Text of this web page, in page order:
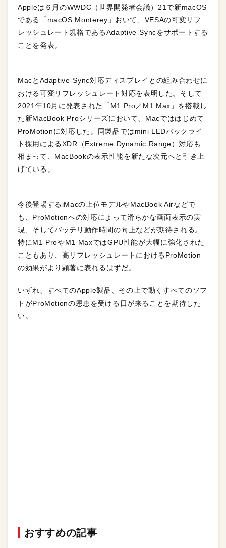
Appleは６月のWWDC（世界開発者会議）21で新macOS
である「macOS Monterey」おいて、VESAの可変リフ
レッシュレート規格であるAdaptive-Syncをサポートする
ことを発表。
MacとAdaptive-Sync対応ディスプレイとの組み合わせに
おける可変リフレッシュレート対応を表明した。そして
2021年10月に発表された「M1 Pro／M1 Max」を搭載し
た新MacBook Proシリーズにおいて、Macでははじめて
ProMotionに対応した。同製品ではmini LEDバックライ
ト採用によるXDR（Extreme Dynamic Range）対応も
相まって、MacBookの表示性能を新たな次元へと引き上
げている。
今後登場するiMacの上位モデルやMacBook Airなどで
も、ProMotionへの対応によって滑らかな画面表示の実
現、そしてバッテリ動作時間の向上などが期待される。
特にM1 ProやM1 MaxではGPU性能が大幅に強化された
こともあり、高リフレッシュレートにおけるProMotion
の効果がより顕著に表れるはずだ。
いずれ、すべてのApple製品、その上で動くすべてのソフ
トがProMotionの恩恵を受ける日が来ることを期待した
い。
おすすめの記事